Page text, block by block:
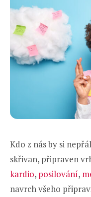
Kdo z nás by si
skřivan, připraven
kardio, posilování,
navrch všeho